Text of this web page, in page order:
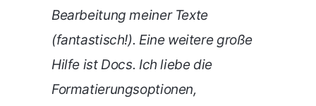
Bearbeitung meiner Texte
(fantastisch!). Eine weitere große
Hilfe ist Docs. Ich liebe die
Formatierungsoptionen,